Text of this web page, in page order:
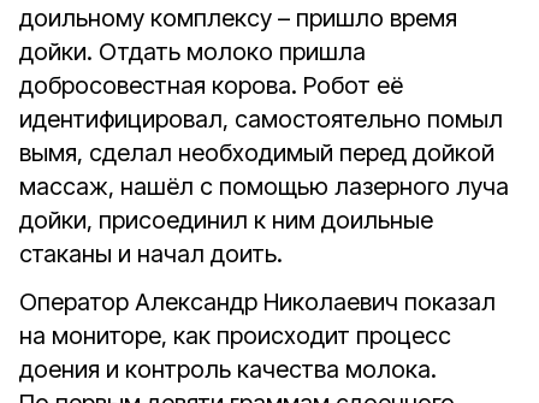
доильному комплексу – пришло время
дойки. Отдать молоко пришла
добросовестная корова. Робот её
идентифицировал, самостоятельно помыл
вымя, сделал необходимый перед дойкой
массаж, нашёл с помощью лазерного луча
дойки, присоединил к ним доильные
стаканы и начал доить.
Оператор Александр Николаевич показал
на мониторе, как происходит процесс
доения и контроль качества молока.